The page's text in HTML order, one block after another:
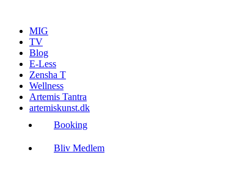
indholdMIG
TV
Blog
E-Less
Zensha T
Wellness
Artemis Tantra
artemiskunst.dk
Booking
Bliv Medlem